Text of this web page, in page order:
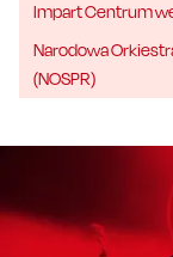
Impart Centrum
Narodowa
(NOSPR)